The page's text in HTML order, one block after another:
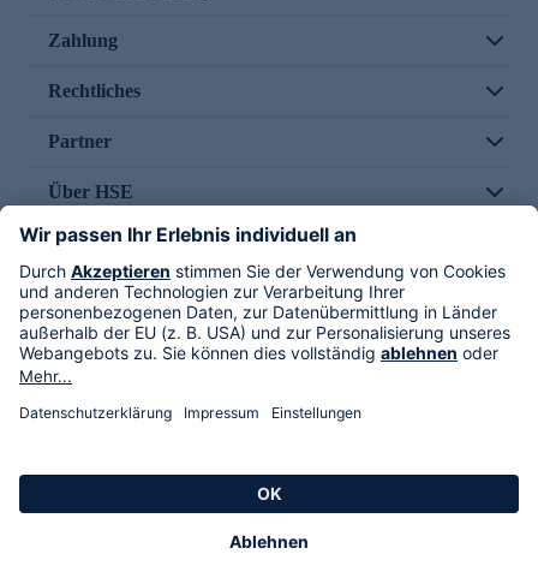
Zahlung
Rechtliches
Partner
Über HSE
Im TV
HSE International